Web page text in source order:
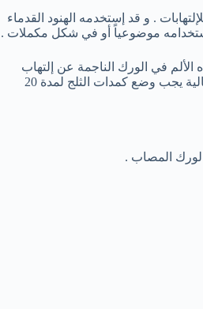
. و قد إستخدمه الهنود القدماء
إستخدامه موضوعياً أو في شكل مكملات .
الألم في الورك الناجمة عن إلتهاب
المفاصل ، بوضع كيس من الثلج البارد علي الورك المتضررة . و للحصول علي نتائج أكثر فعالية يجب وضع كمدات الثلج لمدة 20
المصاب .